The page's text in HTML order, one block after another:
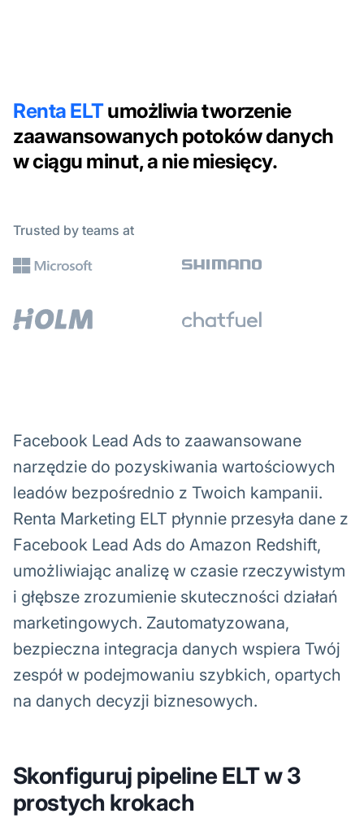
Renta ELTumożliwia tworzenie
zaawansowanych potoków danych
w ciągu minut, a nie miesięcy.
Trusted by teams at
Facebook Lead Ads to zaawansowane
narzędzie do pozyskiwania wartościowych
leadów bezpośrednio z Twoich kampanii.
Renta Marketing ELT płynnie przesyła dane z
Facebook Lead Ads do Amazon Redshift,
umożliwiając analizę w czasie rzeczywistym
i głębsze zrozumienie skuteczności działań
marketingowych. Zautomatyzowana,
bezpieczna integracja danych wspiera Twój
zespół w podejmowaniu szybkich, opartych
na danych decyzji biznesowych.
Skonfiguruj pipeline ELT w 3
prostych krokach